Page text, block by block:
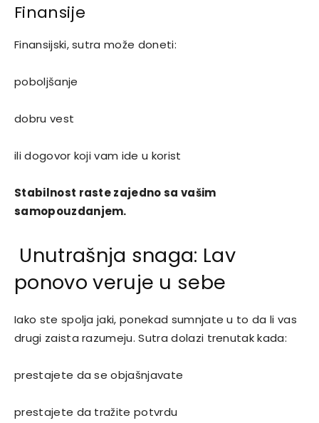
Finansije
Finansijski, sutra može doneti:
poboljšanje
dobru vest
ili dogovor koji vam ide u korist
Stabilnost raste zajedno sa vašim
samopouzdanjem.
Unutrašnja snaga: Lav
ponovo veruje u sebe
Iako ste spolja jaki, ponekad sumnjate u to da li vas
drugi zaista razumeju. Sutra dolazi trenutak kada:
prestajete da se objašnjavate
prestajete da tražite potvrdu